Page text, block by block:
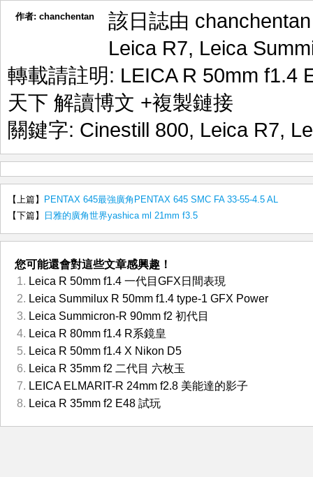
作者: chanchentan
該日誌由
Leica R7, Leica
轉載請註明: LEICA R 50mm f1.4
天下 解讀博文 +複製鏈接
關鍵字: Cinestill 800, Leica R7,
【上篇】
PENTAX 645最強廣角PENTAX 645 SMC FA 33-55-4.5 AL
【下篇】
日雅的廣角世界yashica ml 21mm f3.5
您可能還會對這些文章感興趣！
Leica R 50mm f1.4 一代目GFX日間表現
Leica Summilux R 50mm f1.4 type-1 GFX Power
Leica Summicron-R 90mm f2 初代目
Leica R 80mm f1.4 R系鏡皇
Leica R 50mm f1.4 X Nikon D5
Leica R 35mm f2 二代目 六枚玉
LEICA ELMARIT-R 24mm f2.8 美能達的影子
Leica R 35mm f2 E48 試玩